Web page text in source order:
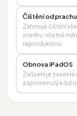
Čištění od
Zahrnuje čištění
zvenku, včetně
reproduktoru.
Obnova iPadOS
Zařízení je zaseklé
zapomenutý kód